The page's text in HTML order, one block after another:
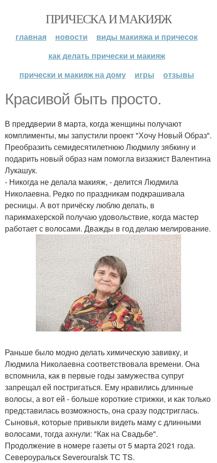
ПРИЧЕСКА И МАКИЯЖ
главная новости
виды макияжа и причесок
как делать прически и макияж
прически и макияж на дому
игры отзывы
Красивой быть просто.
В преддверии 8 марта, когда женщины получают
комплименты, мы запустили проект "Хочу Новый Образ".
Преобразить семидесятилетнюю Людмилу зябкину и
подарить новый образ нам помогла визажист Валентина
Лукашук.
- Никогда не делала макияж, - делится Людмила
Николаевна. Редко по праздникам подкрашивала
ресницы. А вот причёску люблю делать, в
парикмахерской получаю удовольствие, когда мастер
работает с волосами. Дважды в год делаю мелирование.
Раньше было модно делать химическую завивку, и
Людмила Николаевна соответствовала времени. Она
вспомнила, как в первые годы замужества супруг
запрещал ей постригаться. Ему нравились длинные
волосы, а вот ей - больше короткие стрижки, и как только
представилась возможность, она сразу подстриглась.
Сыновья, которые привыкли видеть маму с длинными
волосами, тогда ахнули: "Как на Свадьбе".
Продолжение в номере газеты от 5 марта 2021 года.
Североуральск Severouralsk ТС TS.